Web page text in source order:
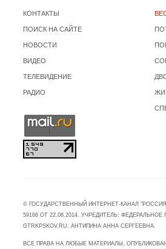
КОНТАКТЫ
ПОИСК НА САЙТЕ
НОВОСТИ
ВИДЕО
ТЕЛЕВИДЕНИЕ
РАДИО
© ГОСУДАРСТВЕННЫЙ ИНТЕРНЕТ-КАНАЛ
59166 ОТ 22.08.2014. УЧРЕДИТЕЛЬ:
GTRKPSKOV.RU: АНТИПИНА АННА СЕРГЕЕВНА.
ВСЕ ПРАВА НА ЛЮБЫЕ МАТЕРИАЛЫ,